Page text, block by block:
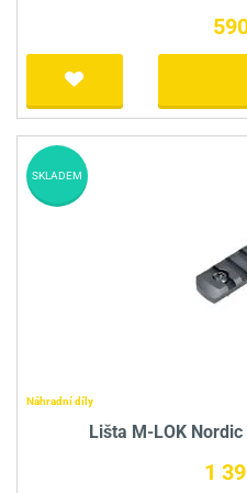
Náhradní díly
Lišta M-LOK
1
SKLADEM